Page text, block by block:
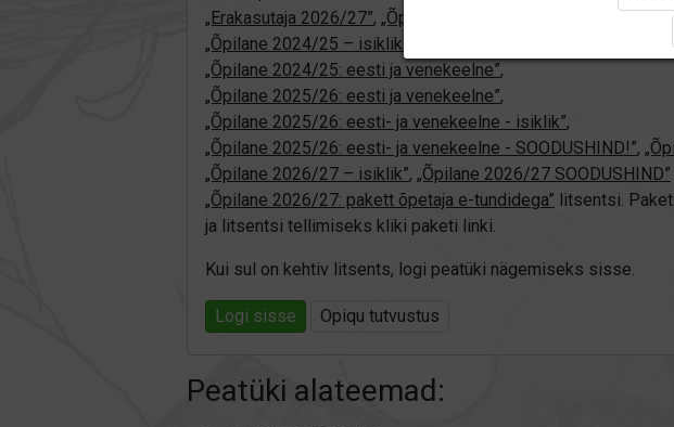
„Erakasutaja 2026/27”, „Õpilane 2024/25” „Õpilane 2024/25
„Õpilane 2024/25 – isiklik”
„Õpilane 2024/25 isiklik: eesti ja
„Õpilane 2024/25: eesti ja venekeelne”,
„Õpilane 2025/26: eesti ja venekeelne”,
„Õpilane 2025/26: eesti- ja venekeelne - isiklik”,
„Õpilane 2025/26: eesti- ja venekeelne - SOODUSHIND!”,
„Õpilane 2026/27 – isiklik”, „Õpilane 2026/27 SOODUSHIND”
„Õpilane 2026/27: pakett õpetaja e-tundidega” litsentsi.
ja litsentsi tellimiseks kliki paketi linki.
Kui sul on kehtiv litsents, logi peatüki nägemiseks sisse.
Logi sisse Opiqu tutvustus
Peatüki alateemad: